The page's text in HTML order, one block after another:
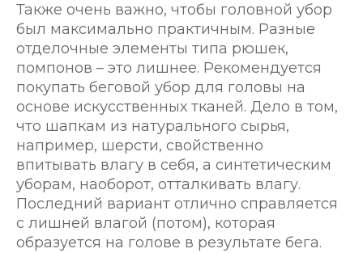
Также очень важно, чтобы головной убор
был максимально практичным. Разные
отделочные элементы типа рюшек,
помпонов – это лишнее. Рекомендуется
покупать беговой убор для головы на
основе искусственных тканей. Дело в том,
что шапкам из натурального сырья,
например, шерсти, свойственно
впитывать влагу в себя, а синтетическим
уборам, наоборот, отталкивать влагу.
Последний вариант отлично справляется
с лишней влагой (потом), которая
образуется на голове в результате бега.